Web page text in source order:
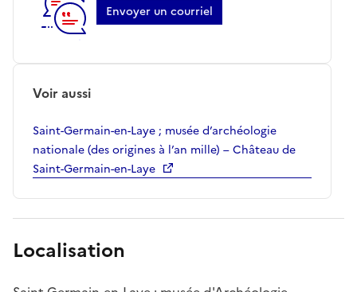
Envoyer un courriel
Voir aussi
Saint-Germain-en-Laye ; musée d’archéologie
nationale (des origines à l’an mille) – Château de
Saint-Germain-en-Laye
Localisation